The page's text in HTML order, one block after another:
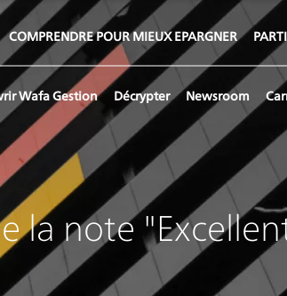
Wafa Gestion Décrypter Newsroom
COMPRENDRE POUR MIEUX EPARGNER
la note